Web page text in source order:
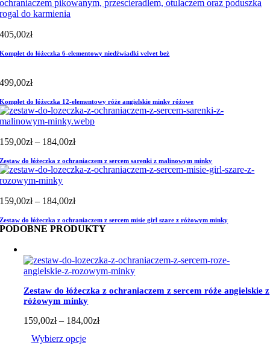
405,00zł
Komplet do łóżeczka 6-elementowy niedźwiadki velvet beż
499,00zł
Komplet do łóżeczka 12-elementowy róże angielskie minky różowe
159,00zł – 184,00złZakres
od
159,00zł
Zestaw do łóżeczka z ochraniaczem z sercem sarenki z malinowym minky
159,00zł – 184,00złZakres
od
159,00zł
184,00zł
Zestaw do łóżeczka z ochraniaczem z sercem misie girl szare z różowym minky
PODOBNE PRODUKTY
Zestaw do łóżeczka z ochraniaczem z sercem róże angielskie z
różowym minky
159,00zł – 184,00złZakres
Wybierz opcje